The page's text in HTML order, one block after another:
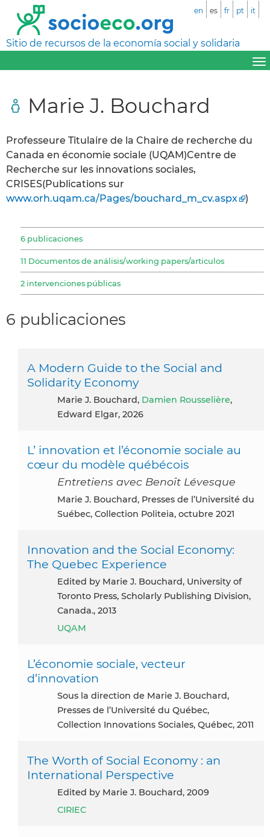
Sitio de recursos de la economía social y solidaria
en es fr pt it
Marie J. Bouchard
Professeure Titulaire de la Chaire de recherche du
Canada en économie sociale (UQAM)Centre de
Recherche sur les innovations sociales,
CRISES(Publications sur
www.orh.uqam.ca/Pages/bouchard_m_cv.aspx
)
6 publicaciones
11 Documentos de análisis/working papers/articulos
2 intervenciones públicas
6 publicaciones
A Modern Guide to the Social and
Solidarity Economy
Marie J. Bouchard, Damien Rousselière,
Edward Elgar, 2026
L’ innovation et l’économie sociale au
cœur du modèle québécois
Entretiens avec Benoît Lévesque
Marie J. Bouchard, Presses de l’Université du
Suébec, Collection Politeia, octubre 2021
Innovation and the Social Economy:
The Quebec Experience
Edited by Marie J. Bouchard, University of
Toronto Press, Scholarly Publishing Division,
Canada., 2013
UQAM
L’économie sociale, vecteur
d’innovation
Sous la direction de Marie J. Bouchard,
Presses de l’Université du Québec,
Collection Innovations Sociales, Québec, 2011
The Worth of Social Economy : an
International Perspective
Edited by Marie J. Bouchard, 2009
CIRIEC